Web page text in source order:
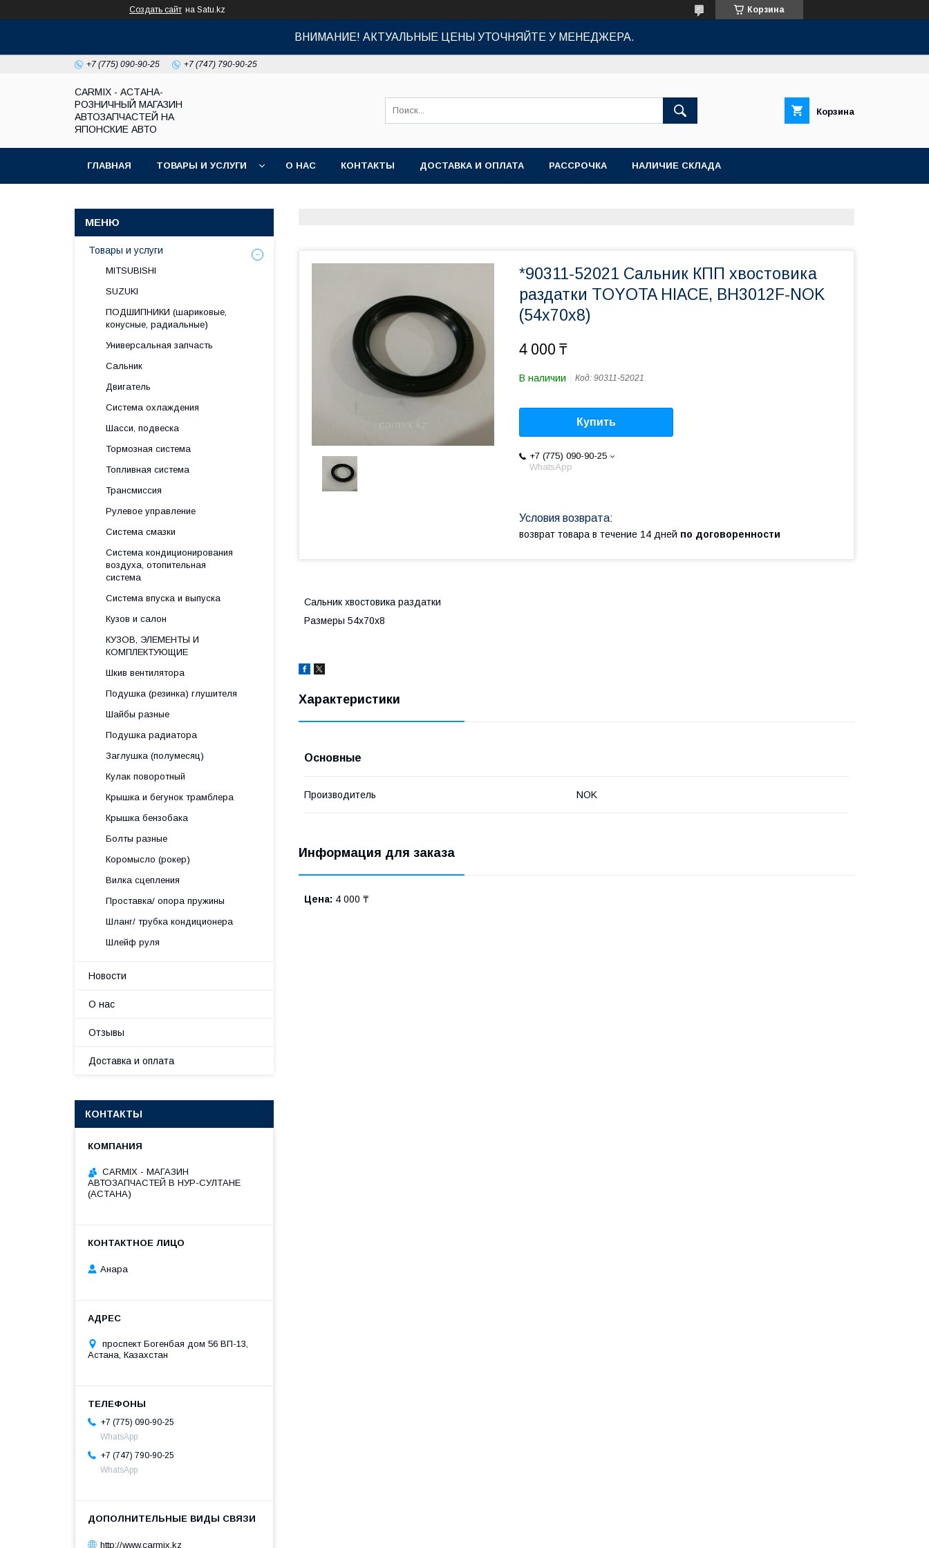
Создать сайт на Satu.kz Корзина
ВНИМАНИЕ! АКТУАЛЬНЫЕ ЦЕНЫ УТОЧНЯЙТЕ У МЕНЕДЖЕРА.
+7 (775) 090-90-25 +7 (747) 790-90-25
СARMIX - АСТАНА-
РОЗНИЧНЫЙ МАГАЗИН
АВТОЗАПЧАСТЕЙ НА
ЯПОНСКИЕ АВТО
Корзина
ГЛАВНАЯ ТОВАРЫ И УСЛУГИ О НАС КОНТАКТЫ ДОСТАВКА И ОПЛАТА РАССРОЧКА НАЛИЧИЕ СКЛАДА
*90311-52021 Сальник КПП хвостовика
раздатки TOYOTA HIACE, BH3012F-NOK
(54x70x8)
4 000 ₸
В наличии Код: 90311-52021
Купить
+7 (775) 090-90-25
WhatsApp
возврат товара в течение 14 дней по договоренности
Сальник хвостовика раздатки
Размеры 54х70х8
Характеристики
Основные
Производитель NOK
Информация для заказа
Цена: 4 000 ₸
Товары и услуги
MITSUBISHI
SUZUKI
ПОДШИПНИКИ (шариковые,
конусные, радиальные)
Универсальная запчасть
Сальник
Двигатель
Система охлаждения
Шасси, подвеска
Тормозная система
Топливная система
Трансмиссия
Рулевое управление
Система смазки
Система кондиционирования
воздуха, отопительная
система
Система впуска и выпуска
Кузов и салон
КУЗОВ, ЭЛЕМЕНТЫ И
КОМПЛЕКТУЮЩИЕ
Шкив вентилятора
Подушка (резинка) глушителя
Шайбы разные
Подушка радиатора
Заглушка (полумесяц)
Кулак поворотный
Крышка и бегунок трамблера
Крышка бензобака
Болты разные
Коромысло (рокер)
Вилка сцепления
Проставка/ опора пружины
Шланг/ трубка кондиционера
Шлейф руля
Новости
О нас
Отзывы
Доставка и оплата
КОНТАКТЫ
СARMIX - МАГАЗИН
АВТОЗАПЧАСТЕЙ В НУР-СУЛТАНЕ
(АСТАНА)
Анара
проспект Богенбая дом 56 ВП-13,
Астана, Казахстан
+7 (775) 090-90-25
WhatsApp
+7 (747) 790-90-25
WhatsApp
http://www.carmix.kz